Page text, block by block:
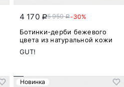
4 170 a5 950a-30%
Ботинки-дерби бежевого
цвета из натуральной кожи
GUT!
Новинка